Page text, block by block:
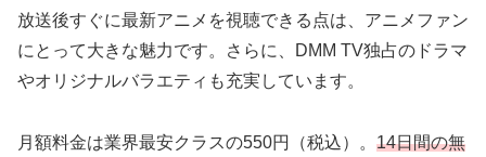
放送後すぐに最新アニメを視聴できる点は、アニメファン
にとって大きな魅力です。さらに、DMM TV独占のドラマ
やオリジナルバラエティも充実しています。
月額料金は業界最安クラスの550円（税込）。 14日間の無